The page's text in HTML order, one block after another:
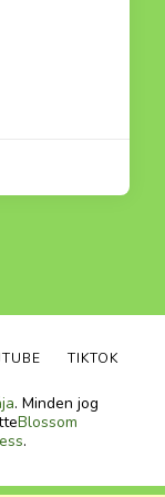
. Minden jog
Blossom
.
TIKTOK